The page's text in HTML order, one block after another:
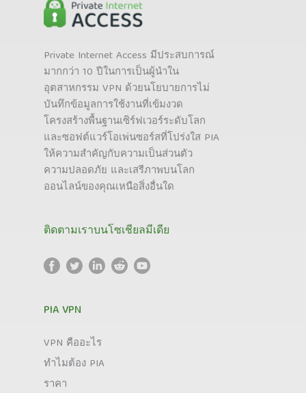
Private Internet Access มีประสบการณ์
มากกว่า 10 ปีในการเป็นผู้นำใน
อุตสาหกรรม VPN ด้วยนโยบายการไม่
บันทึกข้อมูลการใช้งานที่เข้มงวด
โครงสร้างพื้นฐานเซิร์ฟเวอร์ระดับโลก
และซอฟต์แวร์โอเพ่นซอร์สที่โปร่งใส PIA
ให้ความสำคัญกับความเป็นส่วนตัว
ความปลอดภัย และเสรีภาพบนโลก
ออนไลน์ของคุณเหนือสิ่งอื่นใด
ติดตามเราบนโซเชียลมีเดีย
PIA VPN
VPN คืออะไร
ทำไมต้อง PIA
ราคา